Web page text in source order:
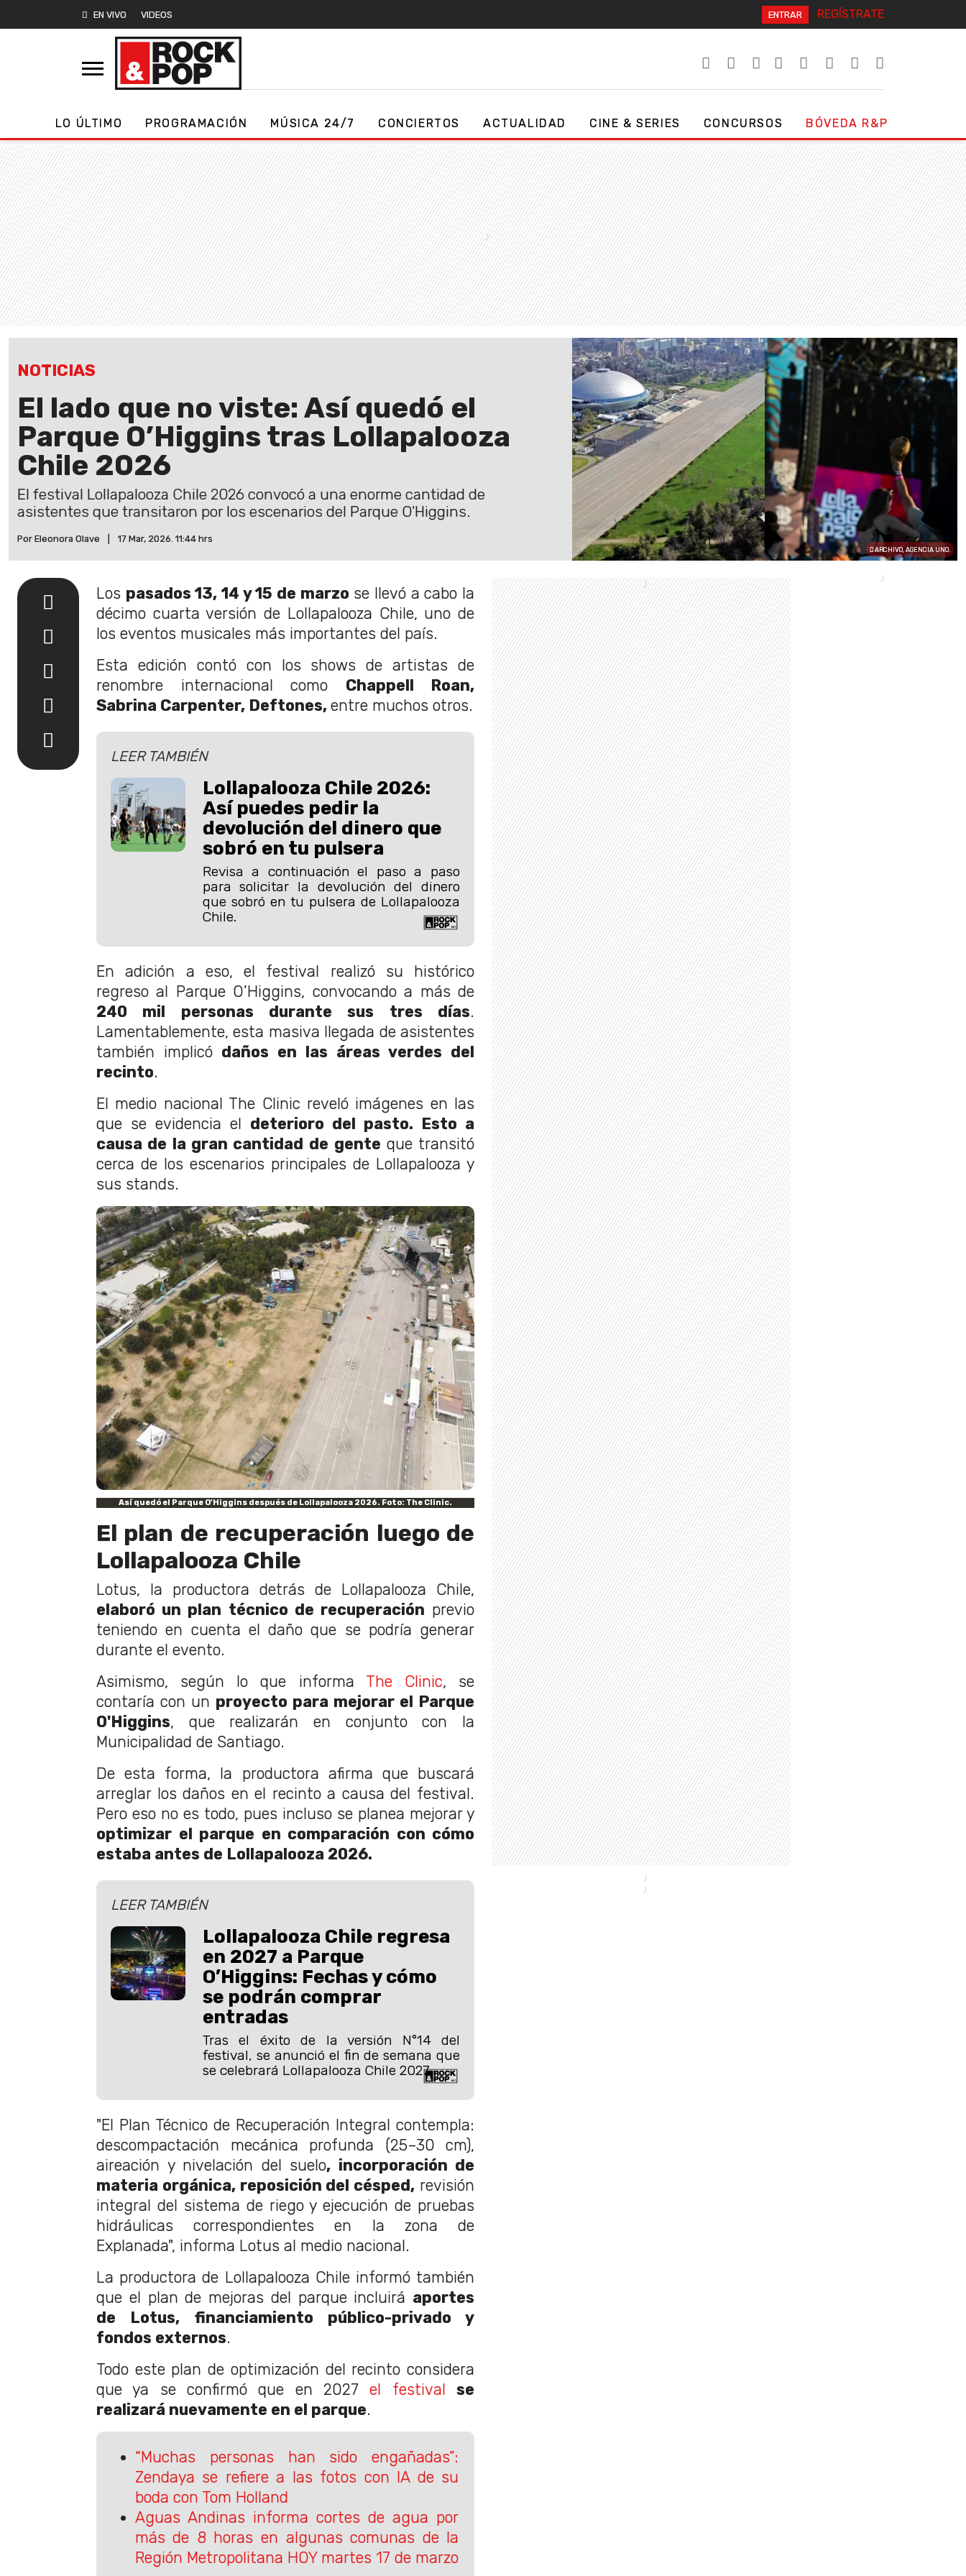
EN VIVO VIDEOS ENTRAR REGÍSTRATE
LO ÚLTIMO PROGRAMACIÓN MÚSICA 24/7 CONCIERTOS ACTUALIDAD CINE & SERIES CONCURSOS BÓVEDA R&P
NOTICIAS
El lado que no viste: Así quedó el
Parque O’Higgins tras Lollapalooza
Chile 2026
El festival Lollapalooza Chile 2026 convocó a una enorme cantidad de
asistentes que transitaron por los escenarios del Parque O'Higgins.
Por Eleonora Olave 17 Mar, 2026. 11:44 hrs
ARCHIVO, AGENCIA UNO.
Los pasados 13, 14 y 15 de marzo se llevó a cabo la
décimo cuarta versión de Lollapalooza Chile, uno de
los eventos musicales más importantes del país.
Esta edición contó con los shows de artistas de
renombre internacional como Chappell Roan,
Sabrina Carpenter, Deftones, entre muchos otros.
LEER TAMBIÉN
Lollapalooza Chile 2026:
Así puedes pedir la
devolución del dinero que
sobró en tu pulsera
Revisa a continuación el paso a paso
para solicitar la devolución del dinero
que sobró en tu pulsera de Lollapalooza
Chile.
En adición a eso, el festival realizó su histórico
regreso al Parque O’Higgins, convocando a más de
240 mil personas durante sus tres días.
Lamentablemente, esta masiva llegada de asistentes
también implicó daños en las áreas verdes del
recinto.
El medio nacional The Clinic reveló imágenes en las
que se evidencia el deterioro del pasto. Esto a
causa de la gran cantidad de gente que transitó
cerca de los escenarios principales de Lollapalooza y
sus stands.
Así quedó el Parque O'Higgins después de Lollapalooza 2026. Foto: The Clinic.
El plan de recuperación luego de
Lollapalooza Chile
Lotus, la productora detrás de Lollapalooza Chile,
elaboró un plan técnico de recuperación previo
teniendo en cuenta el daño que se podría generar
durante el evento.
Asimismo, según lo que informa The Clinic, se
contaría con un proyecto para mejorar el Parque
O'Higgins, que realizarán en conjunto con la
Municipalidad de Santiago.
De esta forma, la productora afirma que buscará
arreglar los daños en el recinto a causa del festival.
Pero eso no es todo, pues incluso se planea mejorar y
optimizar el parque en comparación con cómo
estaba antes de Lollapalooza 2026.
LEER TAMBIÉN
Lollapalooza Chile regresa
en 2027 a Parque
O’Higgins: Fechas y cómo
se podrán comprar
entradas
Tras el éxito de la versión N°14 del
festival, se anunció el fin de semana que
se celebrará Lollapalooza Chile 2027.
"El Plan Técnico de Recuperación Integral contempla:
descompactación mecánica profunda (25–30 cm),
aireación y nivelación del suelo, incorporación de
materia orgánica, reposición del césped, revisión
integral del sistema de riego y ejecución de pruebas
hidráulicas correspondientes en la zona de
Explanada", informa Lotus al medio nacional.
La productora de Lollapalooza Chile informó también
que el plan de mejoras del parque incluirá aportes
de Lotus, financiamiento público-privado y
fondos externos.
Todo este plan de optimización del recinto considera
que ya se confirmó que en 2027el festival
se
realizará nuevamente en el parque.
“Muchas personas han sido engañadas”:
Zendaya se refiere a las fotos con IA de su
boda con Tom Holland
Aguas Andinas informa cortes de agua por
más de 8 horas en algunas comunas de la
Región Metropolitana HOY martes 17 de marzo